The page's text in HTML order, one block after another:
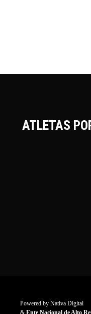
ATLETAS
Powered by Nativa Digital